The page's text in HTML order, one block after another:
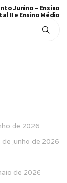
Junino – Ensino
II e Ensino Médio
de 2026
de junho de 2026
de 2026